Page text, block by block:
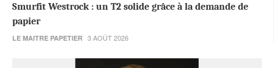
Smurfit Westrock : un T2 solide grâce à la demande de
papier
LE MAITRE PAPETIER 3 AOÛT 2026